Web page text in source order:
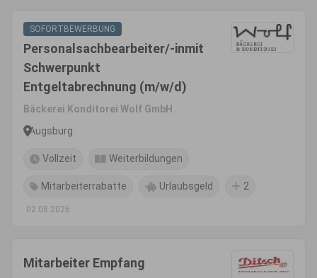
SOFORTBEWERBUNG
Personalsachbearbeiter/-inmit
Schwerpunkt
Entgeltabrechnung (m/w/d)
Bäckerei Konditorei Wolf GmbH
Augsburg
Vollzeit Weiterbildungen
Mitarbeiterrabatte Urlaubsgeld 2
02.08.2026
Mitarbeiter Empfang